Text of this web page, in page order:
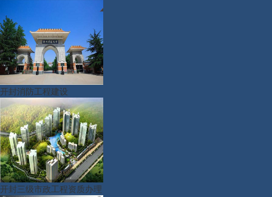
开封消防工程建设
开封三级市政工程资质办理